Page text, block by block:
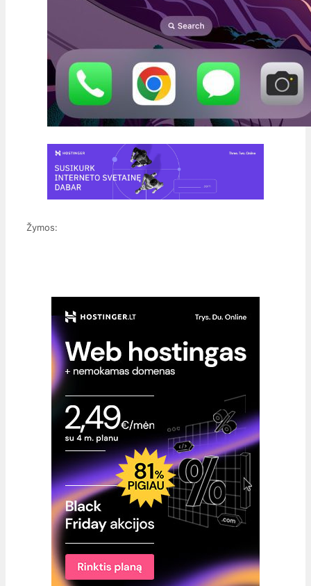
Žymos: